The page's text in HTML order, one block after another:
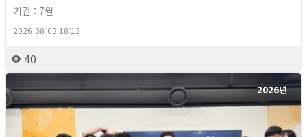
기간 : 7월
2026-08-03 18:13
40
2026년